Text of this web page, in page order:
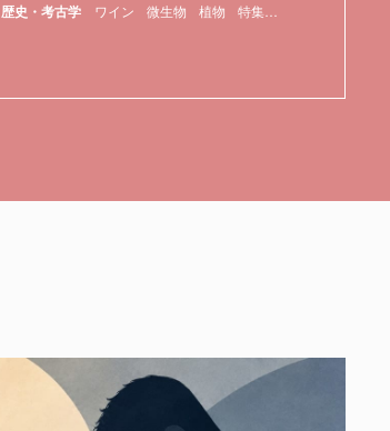
歴史・考古学 ワイン 微生物 植物 特集